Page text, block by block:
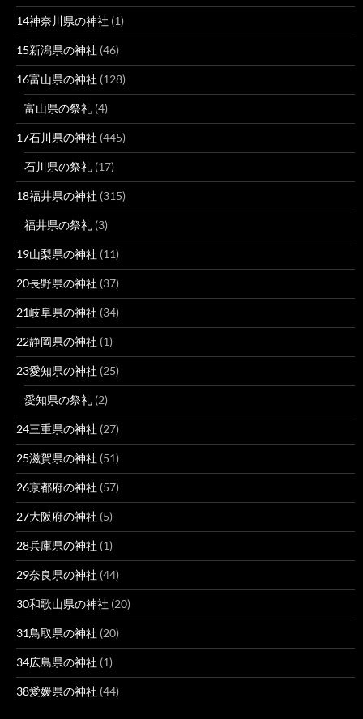
14神奈川県の神社 (1)
15新潟県の神社 (46)
16富山県の神社 (128)
富山県の祭礼 (4)
17石川県の神社 (445)
石川県の祭礼 (17)
18福井県の神社 (315)
福井県の祭礼 (3)
19山梨県の神社 (11)
20長野県の神社 (37)
21岐阜県の神社 (34)
22静岡県の神社 (1)
23愛知県の神社 (25)
愛知県の祭礼 (2)
24三重県の神社 (27)
25滋賀県の神社 (51)
26京都府の神社 (57)
27大阪府の神社 (5)
28兵庫県の神社 (1)
29奈良県の神社 (44)
30和歌山県の神社 (20)
31鳥取県の神社 (20)
34広島県の神社 (1)
38愛媛県の神社 (44)